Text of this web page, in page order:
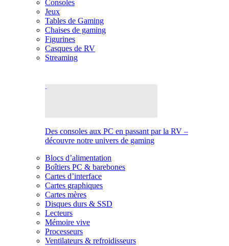
Consoles
Jeux
Tables de Gaming
Chaises de gaming
Figurines
Casques de RV
Streaming
Des consoles aux PC en passant par la RV –
découvre notre univers de gaming
Blocs d’alimentation
Boîtiers PC & barebones
Cartes d’interface
Cartes graphiques
Cartes mères
Disques durs & SSD
Lecteurs
Mémoire vive
Processeurs
Ventilateurs & refroidisseurs